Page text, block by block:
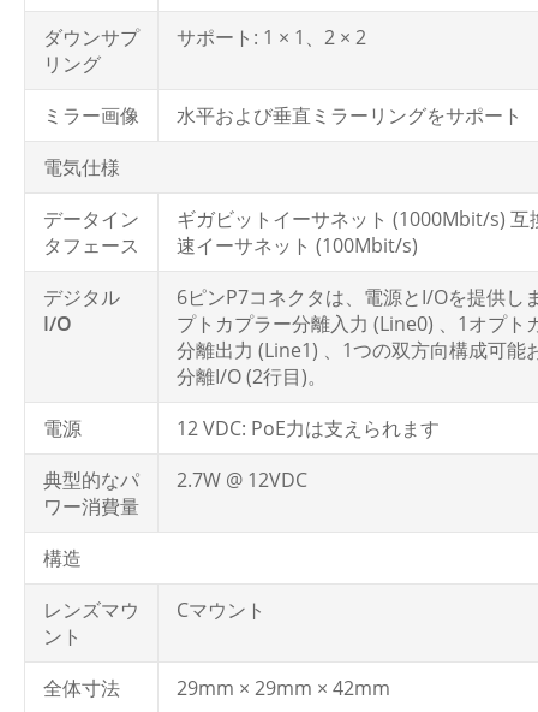
ダウンサプ
リング
サポート: 1 × 1、2 × 2
ミラー画像
水平および垂直ミラーリングをサポート
電気仕様
データイン
タフェース
ギガビットイーサネット (1000Mbit/s) 互
速イーサネット (100Mbit/s)
デジタル
I/O
6ピンP7コネクタは、電源とI/Oを提供し
プトカプラー分離入力 (Line0) 、1オプト
分離出力 (Line1) 、1つの双方向構成可能
分離I/O (2行目)。
電源
12 VDC: PoE力は支えられます
典型的なパ
ワー消費量
2.7W @ 12VDC
構造
レンズマウ
ント
Cマウント
全体寸法 29mm × 29mm × 42mm